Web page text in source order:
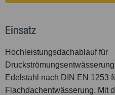
Einsatz
Hochleistungsdachablauf für
Edelstahl nach DIN EN 1253
Flachdachentwässerung. Mit